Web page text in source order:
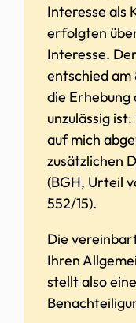
Interesse als
erfolgten
Interesse.
entschied am
die Erhebung
unzulässig
auf mich
zusätzlichen
(BGH, Urteil
552/15).
Die
Ihren
stellt also